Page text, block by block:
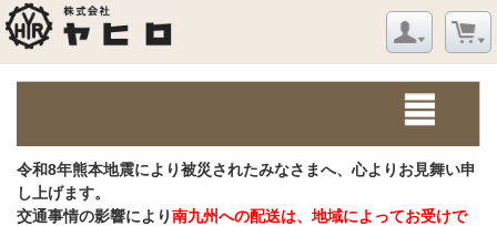
令和8年熊本地震により被災されたみなさまへ、心よりお見舞い申
し上げます。
交通事情の影響により南九州への配送は、地域によってお受けで